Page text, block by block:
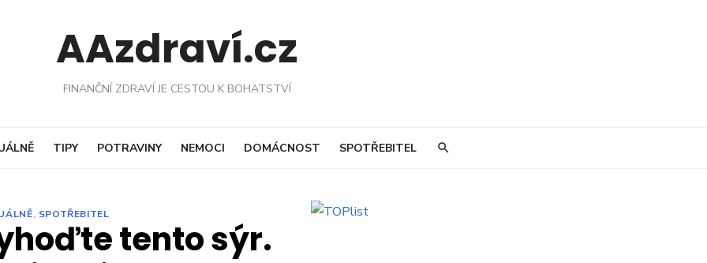
AAzdraví.cz
FINANČNÍ ZDRAVÍ JE CESTOU K BOHATSTVÍ
TIPY POTRAVINY NEMOCI DOMÁCNOST SPOTŘEBITEL
, SPOTŘEBITEL
tento sýr.